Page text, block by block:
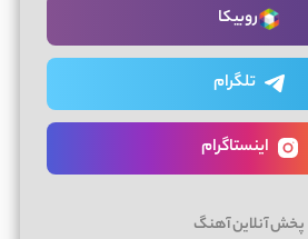
روبیکا
تلگرام
اینستاگرام
پخش آنلاین آهنگ